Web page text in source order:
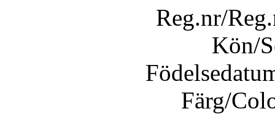
Reg.nr/
Kön/
Färg/